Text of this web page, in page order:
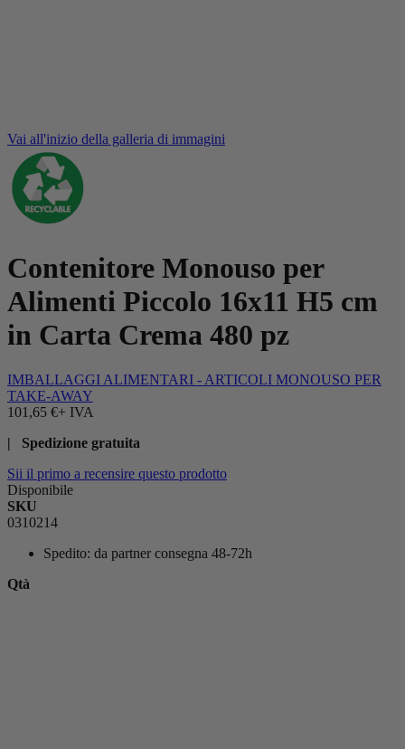
Vai all'inizio della galleria di immagini
Contenitore Monouso per
Alimenti Piccolo 16x11 H5 cm
in Carta Crema 480 pz
IMBALLAGGI ALIMENTARI - ARTICOLI MONOUSO PER
TAKE-AWAY
101,65 €+ IVA
| Spedizione gratuita
Sii il primo a recensire questo prodotto
Disponibile
SKU
0310214
Spedito: da partner consegna 48-72h
Qtà